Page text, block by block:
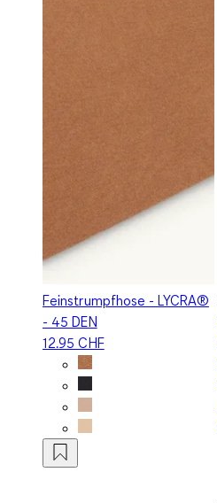
Feinstrumpfhose - LYCRA®
- 45 DEN
12.95 CHF